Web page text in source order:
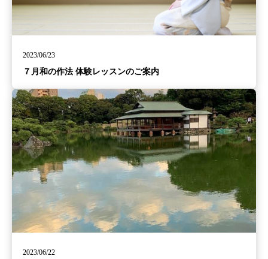
2023/06/23
７月和の作法 体験レッスンのご案内
2023/06/22